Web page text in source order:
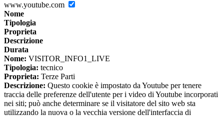
www.youtube.com
Nome
Tipologia
Proprieta
Descrizione
Durata
Nome: VISITOR_INFO1_LIVE
Tipologia: tecnico
Proprieta: Terze Parti
Descrizione: Questo cookie è impostato da Youtube per tenere
traccia delle preferenze dell'utente per i video di Youtube incorporati
nei siti; può anche determinare se il visitatore del sito web sta
utilizzando la nuova o la vecchia versione dell'interfaccia di